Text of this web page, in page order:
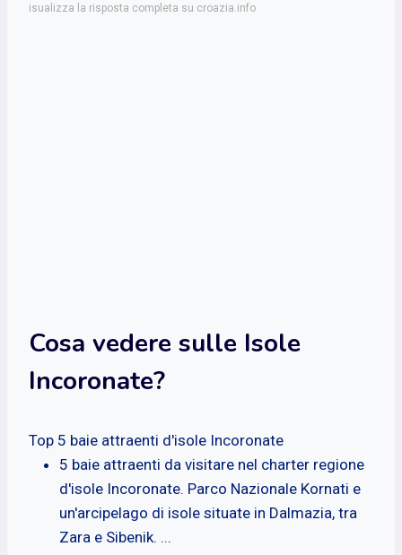
isualizza la risposta completa su croazia.info
Cosa vedere sulle Isole
Incoronate?
Top 5 baie attraenti d'isole Incoronate
5 baie attraenti da visitare nel charter regione
d'isole Incoronate. Parco Nazionale Kornati e
un'arcipelago di isole situate in Dalmazia, tra
Zara e Sibenik. ...